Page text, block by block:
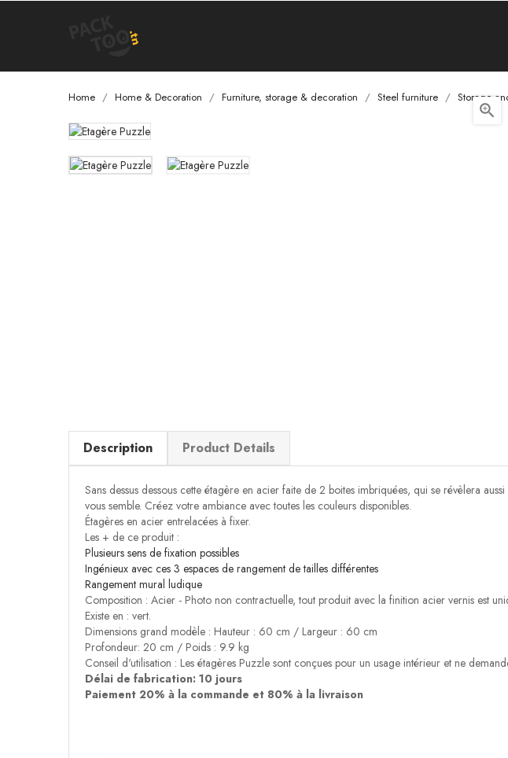
Home Home & Decoration Furniture, storage & decoration Steel furniture Storage

Description Product Details
Sans dessus dessous cette étagère en acier faite de 2 boites imbriquées, qui se révèlera
vous semble. Créez votre ambiance avec toutes les couleurs disponibles.
Étagères en acier entrelacées à fixer.
Les + de ce produit :
Plusieurs sens de fixation possibles
Ingénieux avec ces 3 espaces de rangement de tailles différentes
Rangement mural ludique
Composition : Acier - Photo non contractuelle, tout produit avec la finition acier vernis est
Existe en : vert.
Dimensions grand modèle : Hauteur : 60 cm / Largeur : 60 cm
Profondeur: 20 cm / Poids : 9.9 kg
Conseil d'utilisation : Les étagères Puzzle sont conçues pour un usage intérieur et ne
Délai de fabrication: 10 jours
Paiement 20% à la commande et 80% à la livraison